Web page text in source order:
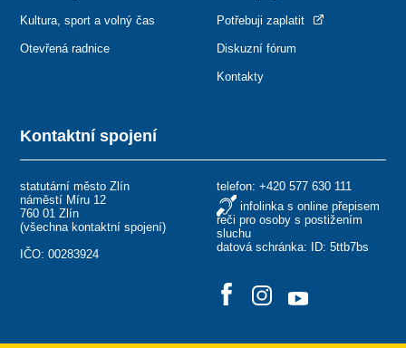
Kontaktní spojení
statutární město Zlín
náměstí Míru 12
760 01 Zlín
(všechna kontaktní spojení)
IČO: 00283924
telefon: +420 577 630 111
infolinka s online přepisem
řeči pro osoby s postižením
sluchu
datová schránka: ID: 5ttb7bs
Kultura, sport a volný čas
Otevřená radnice
Potřebuji zaplatit
Diskuzní fórum
Kontakty